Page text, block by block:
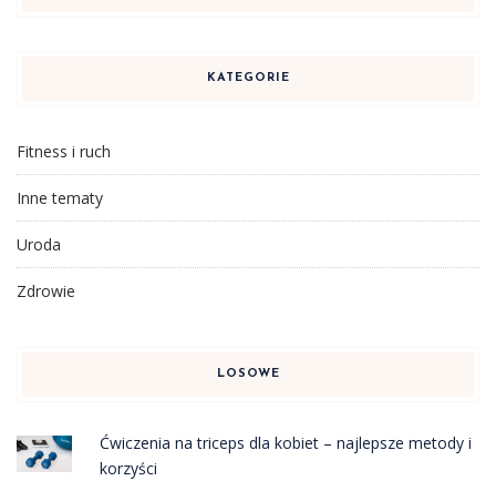
KATEGORIE
Fitness i ruch
Inne tematy
Uroda
Zdrowie
LOSOWE
Ćwiczenia na triceps dla kobiet – najlepsze metody i
korzyści